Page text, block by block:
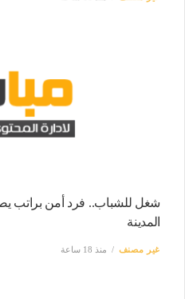
المدينة
غير مصنف منذ 18 ساعة